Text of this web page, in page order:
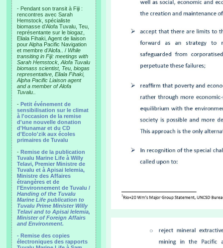
- Pendant son transit à Fiji :
rencontres avec Sarah
Hemstock, spécialiste
biomasse d’Alofa Tuvalu, Teu,
représentante sur le biogaz,
Eliala Fihaki, Agent de liaison
pour Alpha Pacific Navigation
et membre d’Alofa.. / While
transiting in Fiji: meetings with
Sarah Hemstock, Alofa Tuvalu
biomass scientist, Teu, biogas
representative, Eliala Fihaki,
Alpha Pacific Liaison agent
and a member of Alofa
Tuvalu..
- Petit événement de
sensibilisation sur le climat
à l'occasion de la remise
d'une nouvelle donation
d'Hunamar et du CD
d'Ecolo'zik aux écoles
primaires de Tuvalu
- Remise de la publication
Tuvalu Marine Life à Willy
Telavi, Premier Ministre de
Tuvalu et à Apisai Ielemia,
Ministre des Affaires
étrangères et de
l'Environnement de Tuvalu /
Handing of the Tuvalu
Marine Life publication to
Tuvalu Prime Minister Willy
Telavi and to Apisai Ielemia,
Minister of Foreign Affairs
and Environment.
- Remise des copies
électroniques des rapports